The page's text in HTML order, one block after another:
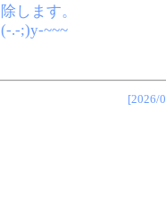
除します。
(-.-;)y-~~~
[2026/